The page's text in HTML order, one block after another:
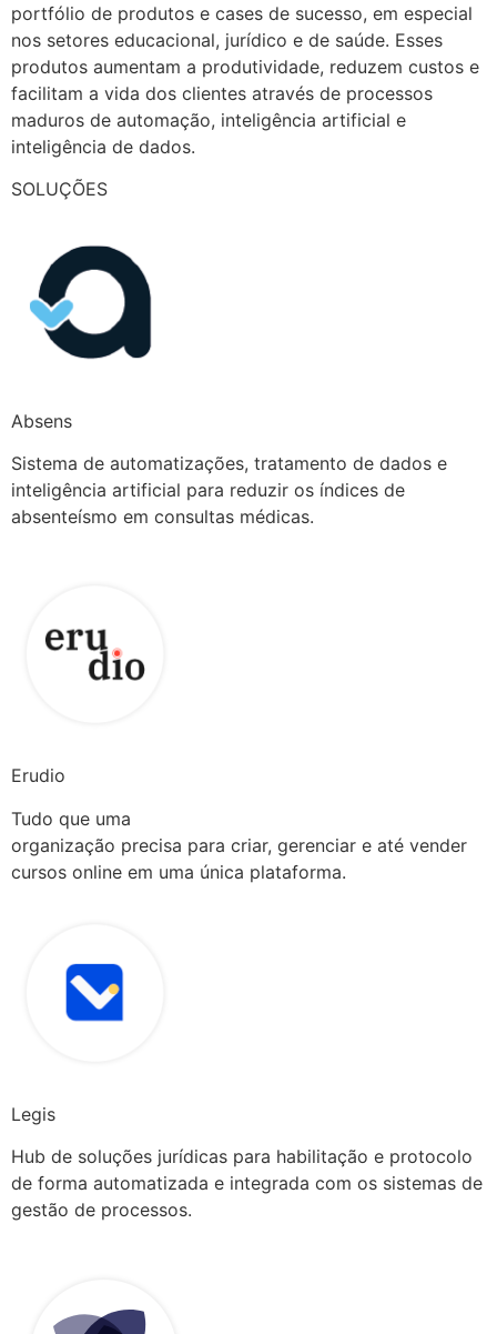
portfólio de produtos e cases de sucesso, em especial
nos setores educacional, jurídico e de saúde. Esses
produtos aumentam a produtividade, reduzem custos e
facilitam a vida dos clientes através de processos
maduros de automação, inteligência artificial e
inteligência de dados.
SOLUÇÕES
Absens
Sistema de automatizações, tratamento de dados e
inteligência artificial para reduzir os índices de
absenteísmo em consultas médicas.
Erudio
Tudo que uma
organização precisa para criar, gerenciar e até vender
cursos online em uma única plataforma.
Legis
Hub de soluções jurídicas para habilitação e protocolo
de forma automatizada e integrada com os sistemas de
gestão de processos.